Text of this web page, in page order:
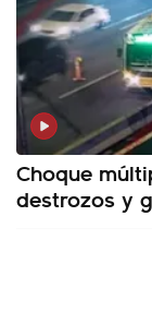
Choque
destrozos y